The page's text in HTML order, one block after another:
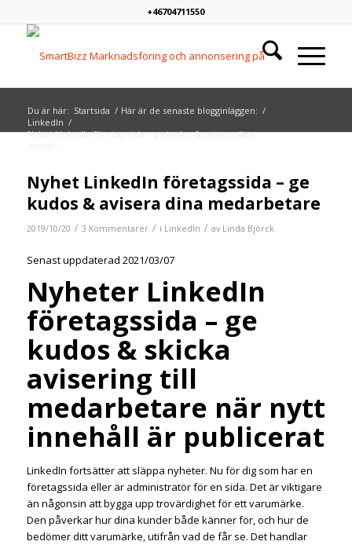
+46704711550
Du är här: Startsida / Här är de senaste blogginläggen: /
LinkedIn /
Nyhet LinkedIn företagssida – ge kudos & avisera dina
Nyhet LinkedIn företagssida – ge
kudos & avisera dina medarbetare
2019/10/20 / 3 Kommentarer / i LinkedIn / av Linda Björck
Senast uppdaterad 2021/03/07
Nyheter LinkedIn
företagssida – ge
kudos & skicka
avisering till
medarbetare när nytt
innehåll är publicerat
LinkedIn fortsätter att släppa nyheter. Nu för dig som har en
företagssida eller är administratör för en sida. Det är viktigare
än någonsin att bygga upp trovärdighet för ett varumärke.
Den påverkar hur dina kunder både känner för, och hur de
bedömer ditt varumärke, utifrån vad de får se. Det handlar